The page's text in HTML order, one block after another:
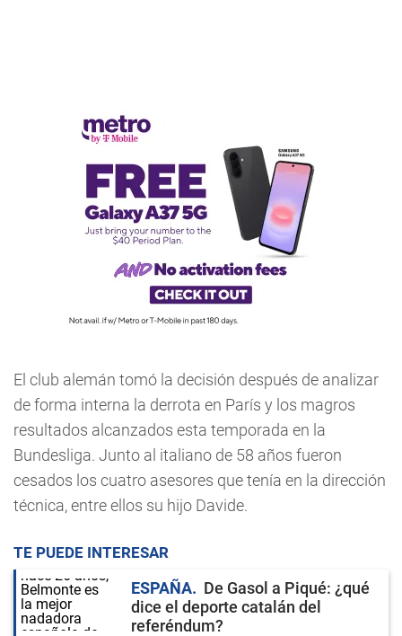
El club alemán tomó la decisión después de analizar
de forma interna la derrota en París y los magros
resultados alcanzados esta temporada en la
Bundesliga. Junto al italiano de 58 años fueron
cesados los cuatro asesores que tenía en la dirección
técnica, entre ellos su hijo Davide.
TE PUEDE INTERESAR
ESPAÑA
De Gasol a Piqué: ¿qué
dice el deporte catalán del
referéndum?